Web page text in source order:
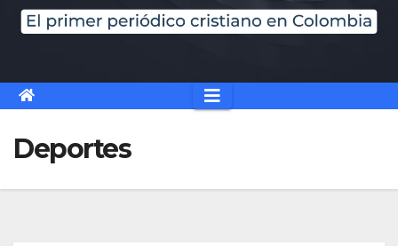
Deportes